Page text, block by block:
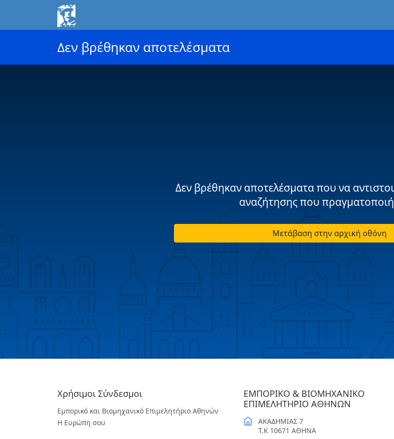
Δεν βρέθηκαν αποτελέσματα
Δεν βρέθηκαν αποτελέσματα που να
αναζήτησης που
Μετάβαση στην αρχική οθόνη
Χρήσιμοι Σύνδεσμοι
Εμπορικό και Βιομηχανικό Επιμελητήριο Αθηνών
Η Ευρώπη σου
ΕΜΠΟΡΙΚΟ & ΒΙΟΜΗΧΑΝΙΚΟ
ΕΠΙΜΕΛΗΤΗΡΙΟ ΑΘΗΝΩΝ
ΑΚΑΔΗΜΙΑΣ 7
T.K 10671 ΑΘΗΝΑ